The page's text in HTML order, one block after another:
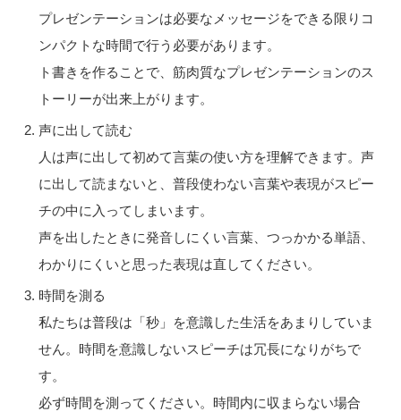
プレゼンテーションは必要なメッセージをできる限りコ
ンパクトな時間で行う必要があります。
ト書きを作ることで、筋肉質なプレゼンテーションのス
トーリーが出来上がります。
声に出して読む
人は声に出して初めて言葉の使い方を理解できます。声
に出して読まないと、普段使わない言葉や表現がスピー
チの中に入ってしまいます。
声を出したときに発音しにくい言葉、つっかかる単語、
わかりにくいと思った表現は直してください。
時間を測る
私たちは普段は「秒」を意識した生活をあまりしていま
せん。時間を意識しないスピーチは冗長になりがちで
す。
必ず時間を測ってください。時間内に収まらない場合